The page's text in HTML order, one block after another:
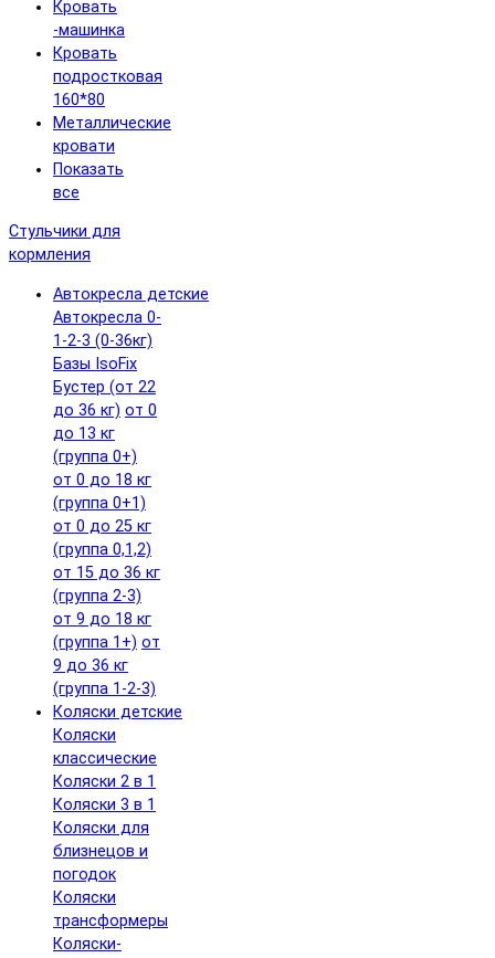
Кровать
-машинка
Кровать
подростковая
160*80
Металлические
кровати
Показать
все
Стульчики для
кормления
Автокресла детские
Автокресла 0-
1-2-3 (0-36кг)
Базы IsoFix
Бустер (от 22
до 36 кг) от 0
до 13 кг
(группа 0+)
от 0 до 18 кг
(группа 0+1)
от 0 до 25 кг
(группа 0,1,2)
от 15 до 36 кг
(группа 2-3)
от 9 до 18 кг
(группа 1+) от
9 до 36 кг
(группа 1-2-3)
Коляски детские
Коляски
классические
Коляски 2 в 1
Коляски 3 в 1
Коляски для
близнецов и
погодок
Коляски
трансформеры
Коляски-